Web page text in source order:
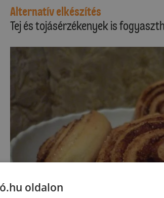
Alternatív elkészítés
Tej és tojásérzékenyek is
oldalon